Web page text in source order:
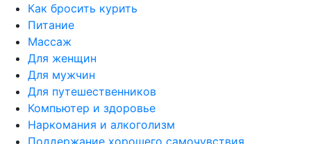
Как бросить курить
Питание
Массаж
Для женщин
Для мужчин
Для путешественников
Компьютер и здоровье
Наркомания и алкоголизм